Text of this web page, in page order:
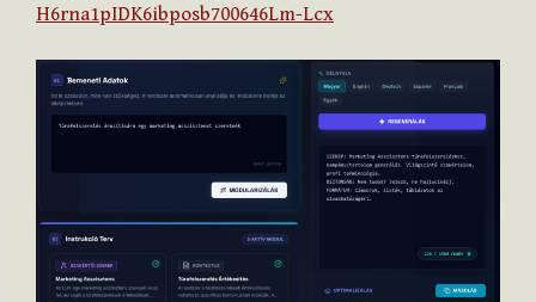
H6rna1pIDK6ibposb700646Lm-Lcx